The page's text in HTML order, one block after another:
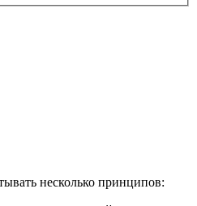
несколько принципов: